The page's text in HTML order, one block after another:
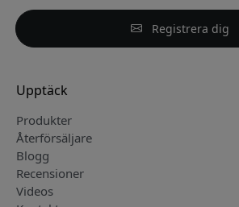
Registrera dig
Upptäck
Produkter
Återförsäljare
Blogg
Recensioner
Videos